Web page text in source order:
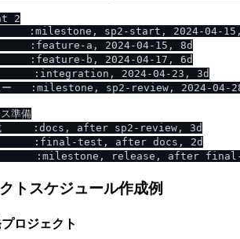
2
:milestone, sp2-start, 2024-04-
:feature-a, 2024-04-15, 8d
:feature-b, 2024-04-17, 6d
:integration, 2024-04-23, 3d
ー   :milestone, sp2-review, 2024-04-
準備
:docs, after sp2-review, 3d
:final-test, after docs, 2d
トスケジュール作成例
ロジェクト